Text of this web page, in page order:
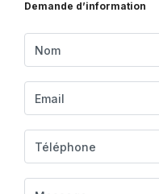
Demande d’information